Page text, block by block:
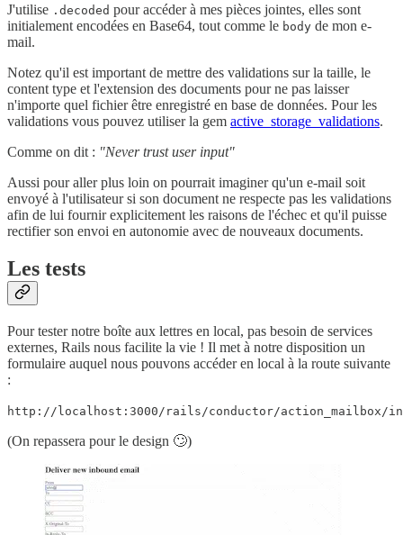
J'utilise .decoded pour accéder à mes pièces jointes, elles sont
initialement encodées en Base64, tout comme le body de mon e-
mail.
Notez qu'il est important de mettre des validations sur la taille, le
content type et l'extension des documents pour ne pas laisser
n'importe quel fichier être enregistré en base de données. Pour les
validations vous pouvez utiliser la gem active_storage_validations.
Comme on dit : "Never trust user input"
Aussi pour aller plus loin on pourrait imaginer qu'un e-mail soit
envoyé à l'utilisateur si son document ne respecte pas les validations
afin de lui fournir explicitement les raisons de l'échec et qu'il puisse
rectifier son envoi en autonomie avec de nouveaux documents.
Les tests
Pour tester notre boîte aux lettres en local, pas besoin de services
externes, Rails nous facilite la vie ! Il met à notre disposition un
formulaire auquel nous pouvons accéder en local à la route suivante
:
http://localhost:3000/rails/conductor/action_mailbox/
(On repassera pour le design 🙄)